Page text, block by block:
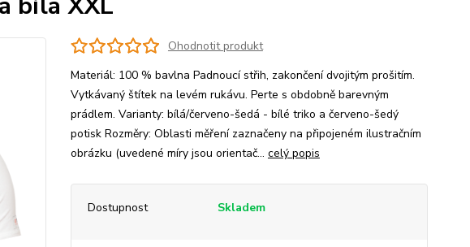
Ohodnotit produkt
Materiál: 100 % bavlna Padnoucí střih, zakončení dvojitým prošitím.
Vytkávaný štítek na levém rukávu. Perte s obdobně barevným
prádlem. Varianty: bílá/červeno-šedá - bílé triko a červeno-šedý
potisk Rozměry: Oblasti měření zaznačeny na připojeném ilustračním
obrázku (uvedené míry jsou orientač... celý popis
Dostupnost Skladem